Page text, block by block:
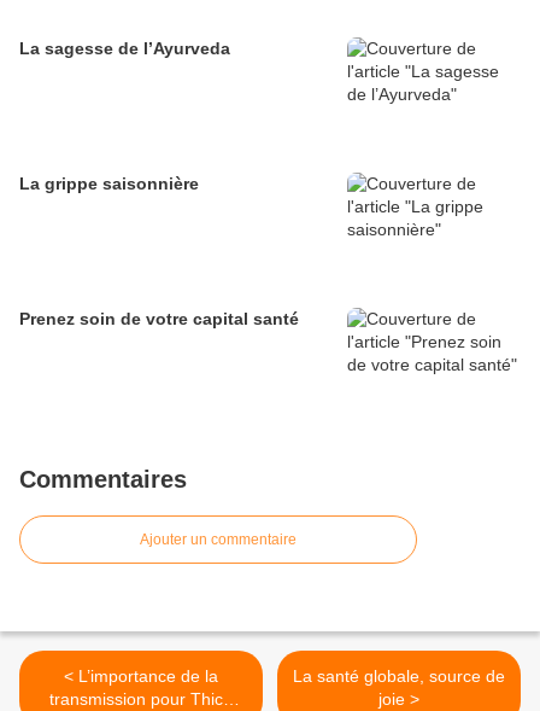
La sagesse de l’Ayurveda
La grippe saisonnière
Prenez soin de votre capital santé
Commentaires
Ajouter un commentaire
< L’importance de la
transmission pour Thich
La santé globale, source de
joie >